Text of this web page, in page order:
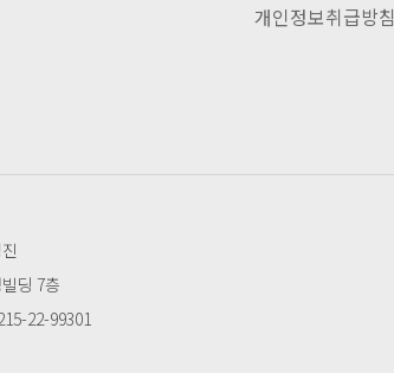
개인정보취급방침
딩 7층
22-99301